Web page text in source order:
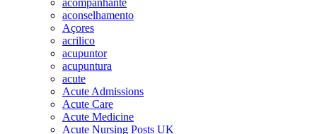
aconselhamento
Açores
acrilico
acupuntor
acupuntura
acute
Acute Admissions
Acute Care
Acute Medicine
Acute Nursing Posts UK